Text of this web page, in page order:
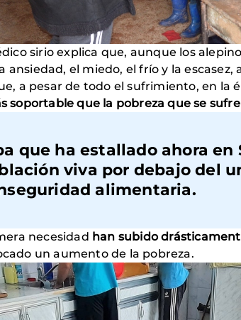
sirio explica que, aunque los
ansiedad, el miedo, el frío y la
a pesar de todo el sufrimiento, en la
soportable que la pobreza que se sufre
que ha estallado ahora
viva por debajo del
alimentaria.
necesidad han subido
un aumento de la pobreza.